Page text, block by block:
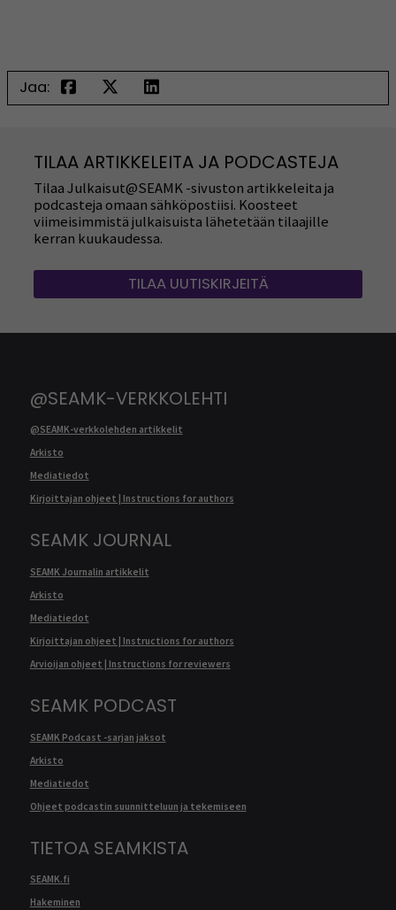
Jaa:
TILAA ARTIKKELEITA JA PODCASTEJA
Tilaa Julkaisut@SEAMK -sivuston artikkeleita ja
podcasteja omaan sähköpostiisi. Koosteet
viimeisimmistä julkaisuista lähetetään tilaajille
kerran kuukaudessa.
TILAA UUTISKIRJEITÄ
@SEAMK-VERKKOLEHTI
@SEAMK-verkkolehden artikkelit
Arkisto
Mediatiedot
Kirjoittajan ohjeet | Instructions for authors
SEAMK JOURNAL
SEAMK Journalin artikkelit
Arkisto
Mediatiedot
Kirjoittajan ohjeet | Instructions for authors
Arvioijan ohjeet | Instructions for reviewers
SEAMK PODCAST
SEAMK Podcast -sarjan jaksot
Arkisto
Mediatiedot
Ohjeet podcastin suunnitteluun ja tekemiseen
TIETOA SEAMKISTA
SEAMK.fi
Hakeminen